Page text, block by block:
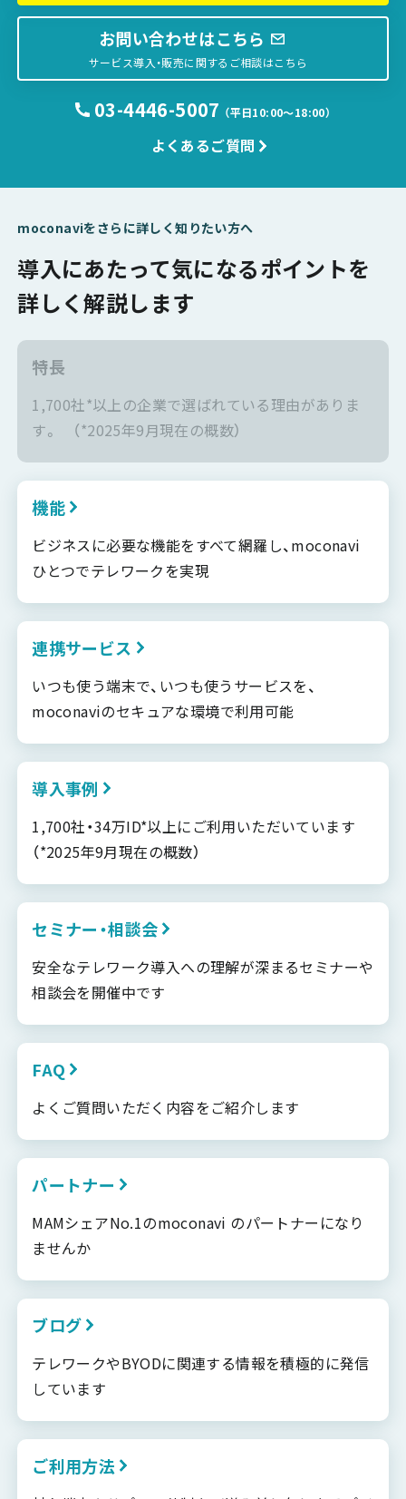
お問い合わせはこちら
サービス導入・販売に関するご相談はこちら
03-4446-5007 （平日10:00〜18:00）
よくあるご質問
moconaviをさらに詳しく知りたい方へ
導入にあたって気になるポイントを
詳しく解説します
特長
1,700社*以上の企業で選ばれている理由がありま
す。 （*2025年9月現在の概数）
機能
ビジネスに必要な機能をすべて網羅し、moconavi
ひとつでテレワークを実現
連携サービス
いつも使う端末で、いつも使うサービスを、
moconaviのセキュアな環境で利用可能
導入事例
1,700社・34万ID*以上にご利用いただいています
（*2025年9月現在の概数）
セミナー・相談会
安全なテレワーク導入への理解が深まるセミナーや
相談会を開催中です
FAQ
よくご質問いただく内容をご紹介します
パートナー
MAMシェアNo.1のmoconavi のパートナーになり
ませんか
ブログ
テレワークやBYODに関連する情報を積極的に発信
しています
ご利用方法